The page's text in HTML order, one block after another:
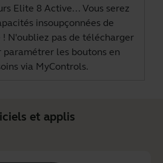
Elite 8 Active... Vous serez
insoupçonnées de
N'oubliez pas de télécharger
paramétrer les boutons en
via MyControls.
et applis